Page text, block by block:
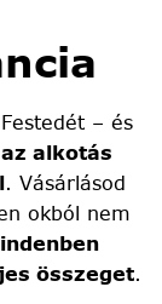
– és
alkotás
. Vásárlásod
okból nem
összeget.